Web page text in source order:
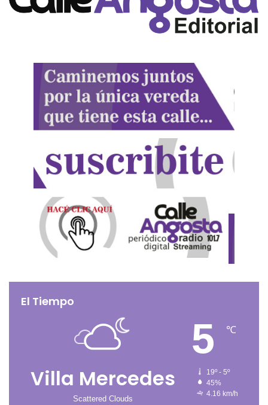
El Tiempo
Villa Mercedes
Scattered Clouds
5 ℃
19º - 5º
45%
4.16 km/h